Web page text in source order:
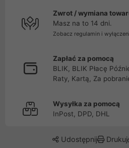
Zwrot / wymiana
Masz na to 14 dni.
Zobacz regulamin i
Zapłać za pomocą
BLIK, BLIK Płacę
Raty, Kartą, Za
Wysyłka za pomocą
InPost, DPD, DHL
Udostępnij Drukuj